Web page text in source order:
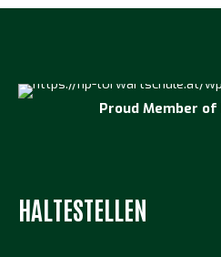
Proud Member of
HALTESTELLEN